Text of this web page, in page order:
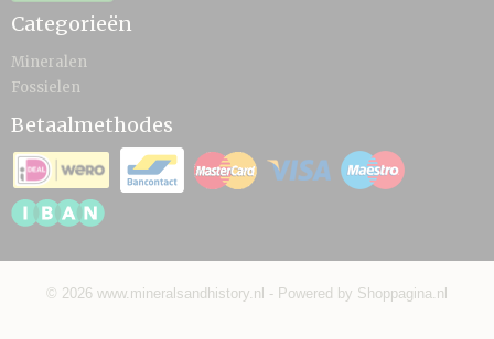
Categorieën
Mineralen
Fossielen
Betaalmethodes
© 2026 www.mineralsandhistory.nl - Powered by Shoppagina.nl